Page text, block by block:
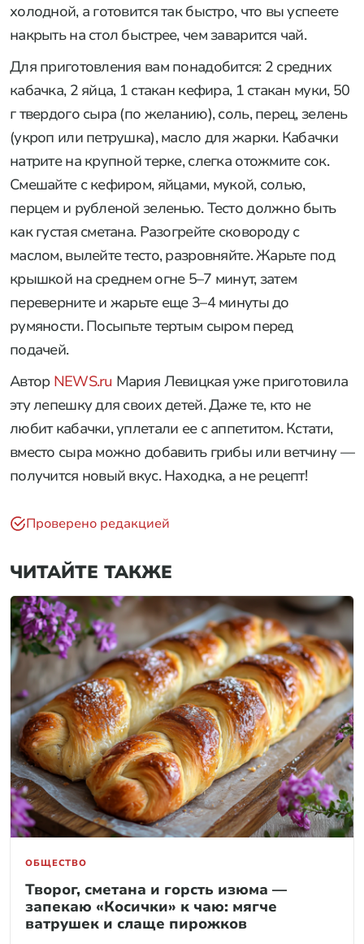
холодной, а готовится так быстро, что вы успеете
накрыть на стол быстрее, чем заварится чай.
Для приготовления вам понадобится: 2 средних
кабачка, 2 яйца, 1 стакан кефира, 1 стакан муки, 50
г твердого сыра (по желанию), соль, перец, зелень
(укроп или петрушка), масло для жарки. Кабачки
натрите на крупной терке, слегка отожмите сок.
Смешайте с кефиром, яйцами, мукой, солью,
перцем и рубленой зеленью. Тесто должно быть
как густая сметана. Разогрейте сковороду с
маслом, вылейте тесто, разровняйте. Жарьте под
крышкой на среднем огне 5–7 минут, затем
переверните и жарьте еще 3–4 минуты до
румяности. Посыпьте тертым сыром перед
подачей.
Автор NEWS.ru Мария Левицкая уже приготовила
эту лепешку для своих детей. Даже те, кто не
любит кабачки, уплетали ее с аппетитом. Кстати,
вместо сыра можно добавить грибы или ветчину —
получится новый вкус. Находка, а не рецепт!
Проверено редакцией
ЧИТАЙТЕ ТАКЖЕ
ОБЩЕСТВО
Творог, сметана и горсть изюма —
запекаю «Косички» к чаю: мягче
ватрушек и слаще пирожков